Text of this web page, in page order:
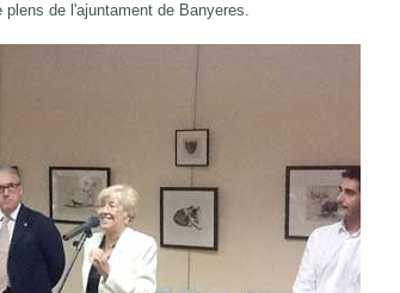
de l'ajuntament de Banyeres.